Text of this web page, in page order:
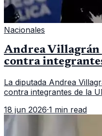
Nacionales
Andrea Villagrán
contra
La diputada Andrea
contra integrantes de la
18 jun 2026·1 min read